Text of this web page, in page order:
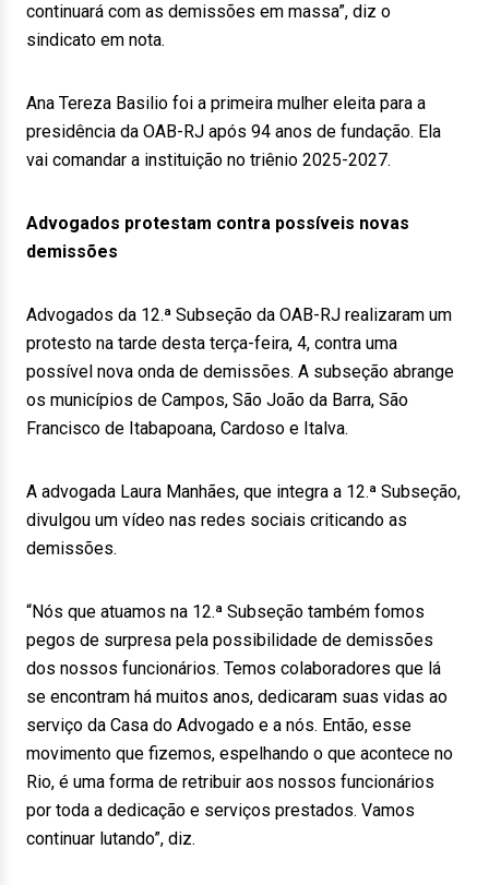
continuará com as demissões em massa”, diz o
sindicato em nota.
Ana Tereza Basilio foi a primeira mulher eleita para a
presidência da OAB-RJ após 94 anos de fundação. Ela
vai comandar a instituição no triênio 2025-2027.
Advogados protestam contra possíveis novas
demissões
Advogados da 12.ª Subseção da OAB-RJ realizaram um
protesto na tarde desta terça-feira, 4, contra uma
possível nova onda de demissões. A subseção abrange
os municípios de Campos, São João da Barra, São
Francisco de Itabapoana, Cardoso e Italva.
A advogada Laura Manhães, que integra a 12.ª Subseção,
divulgou um vídeo nas redes sociais criticando as
demissões.
“Nós que atuamos na 12.ª Subseção também fomos
pegos de surpresa pela possibilidade de demissões
dos nossos funcionários. Temos colaboradores que lá
se encontram há muitos anos, dedicaram suas vidas ao
serviço da Casa do Advogado e a nós. Então, esse
movimento que fizemos, espelhando o que acontece no
Rio, é uma forma de retribuir aos nossos funcionários
por toda a dedicação e serviços prestados. Vamos
continuar lutando”, diz.